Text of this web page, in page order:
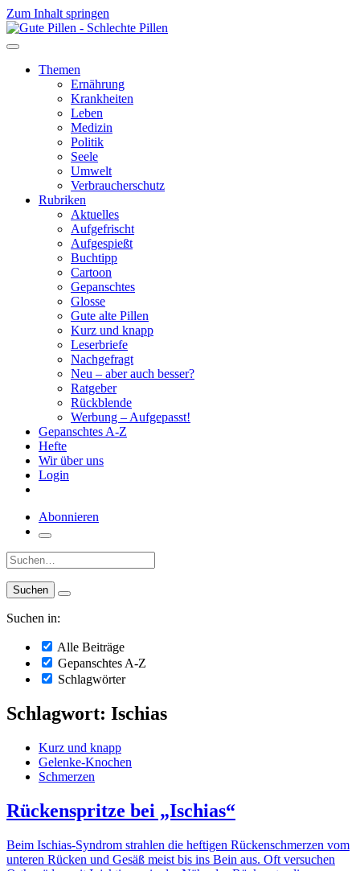
Zum Inhalt springen
Themen
Ernährung
Krankheiten
Leben
Medizin
Politik
Seele
Umwelt
Verbraucherschutz
Rubriken
Aktuelles
Aufgefrischt
Aufgespießt
Buchtipp
Cartoon
Gepanschtes
Glosse
Gute alte Pillen
Kurz und knapp
Leserbriefe
Nachgefragt
Neu – aber auch besser?
Ratgeber
Rückblende
Werbung – Aufgepasst!
Gepanschtes A-Z
Hefte
Wir über uns
Login
Abonnieren
Suche:
Suchen in:
Alle Beiträge
Gepanschtes A-Z
Schlagwörter
Schlagwort: Ischias
Kurz und knapp
Gelenke-Knochen
Schmerzen
Rückenspritze bei „Ischias“
Beim Ischias-Syndrom strahlen die heftigen Rückenschmerzen vom
unteren Rücken und Gesäß meist bis ins Bein aus. Oft versuchen